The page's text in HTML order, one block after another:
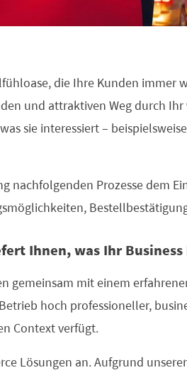
die Ihre Kunden immer
und attraktiven Weg durch Ihr
sie interessiert –
nachfolgenden Prozesse dem
Ihnen, was Ihr Business
gemeinsam mit einem
hoch professioneller,
Context verfügt.
Lösungen an. Aufgrund